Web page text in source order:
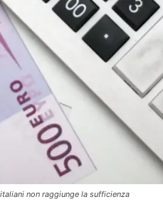
non raggiunge la sufficienza